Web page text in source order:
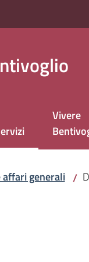
selezionato
Vivere
generali /